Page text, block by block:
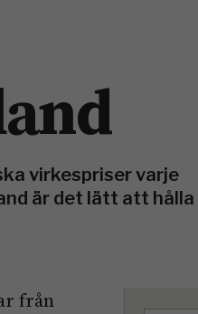
virkespriser varje
är det lätt att hålla
från